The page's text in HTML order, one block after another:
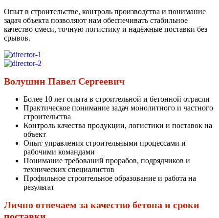
Опыт в строительстве, контроль производства и понимание
задач объекта позволяют нам обеспечивать стабильное
качество смеси, точную логистику и надёжные поставки без
срывов.
Волушин Павел Сергеевич
Более 10 лет опыта в строительной и бетонной отрасли
Практическое понимание задач монолитного и частного
строительства
Контроль качества продукции, логистики и поставок на
объект
Опыт управления строительными процессами и
рабочими командами
Понимание требований прорабов, подрядчиков и
технических специалистов
Профильное строительное образование и работа на
результат
Лично отвечаем за качество бетона и сроки